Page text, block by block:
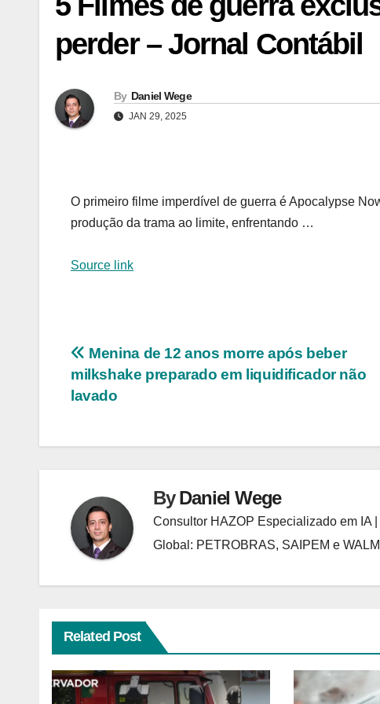
perder – Jornal Contábil
By Daniel Wege
JAN 29, 2025
O primeiro filme imperdível de guerra é Apocalypse
produção da trama ao limite, enfrentando …
Source link
Navegação
de
Menina de 12 anos morre após beber
milkshake preparado em liquidificador não
lavado
ByDaniel Wege
Consultor HAZOP Especializado em IA
Global: PETROBRAS, SAIPEM e
Related Post